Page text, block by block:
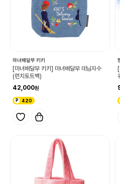
마녀배달부 키키
[마녀배달부 키키] 마녀배달부 데님자수
(런치토트백)
42,000
420